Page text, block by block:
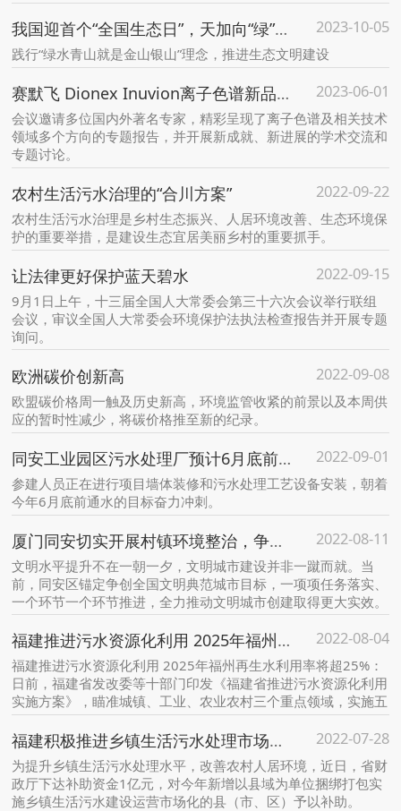
我国迎首个“全国生态日”，天加向“绿”而行构建产业发展新格局 2023-10-05
践行“绿水青山就是金山银山”理念，推进生态文明建设
赛默飞 Dionex Inuvion离子色谱新品全球首发 诠释中国质量 2023-06-01
会议邀请多位国内外著名专家，精彩呈现了离子色谱及相关技术
领域多个方向的专题报告，并开展新成就、新进展的学术交流和
专题讨论。
农村生活污水治理的“合川方案” 2022-09-22
农村生活污水治理是乡村生态振兴、人居环境改善、生态环境保
护的重要举措，是建设生态宜居美丽乡村的重要抓手。
让法律更好保护蓝天碧水 2022-09-15
9月1日上午，十三届全国人大常委会第三十六次会议举行联组
会议，审议全国人大常委会环境保护法执法检查报告并开展专题
询问。
欧洲碳价创新高 2022-09-08
欧盟碳价格周一触及历史新高，环境监管收紧的前景以及本周供
应的暂时性减少，将碳价格推至新的纪录。
同安工业园区污水处理厂预计6月底前通水，将为厦门新增污水处理能力6万吨/日 2022-09-01
参建人员正在进行项目墙体装修和污水处理工艺设备安装，朝着
今年6月底前通水的目标奋力冲刺。
厦门同安切实开展村镇环境整治，争创全国文明典范城市 2022-08-11
文明水平提升不在一朝一夕，文明城市建设并非一蹴而就。当
前，同安区锚定争创全国文明典范城市目标，一项项任务落实、
一个环节一个环节推进，全力推动文明城市创建取得更大实效。
福建推进污水资源化利用 2025年福州再生水利用率将超25% 2022-08-04
福建推进污水资源化利用 2025年福州再生水利用率将超25%：
日前，福建省发改委等十部门印发《福建省推进污水资源化利用
实施方案》，瞄准城镇、工业、农业农村三个重点领域，实施五
大重点工程，加快推进福建省污水资源化利用。
福建积极推进乡镇生活污水处理市场化运作 2022-07-28
为提升乡镇生活污水处理水平，改善农村人居环境，近日，省财
政厅下达补助资金1亿元，对今年新增以县域为单位捆绑打包实
施乡镇生活污水建设运营市场化的县（市、区）予以补助。